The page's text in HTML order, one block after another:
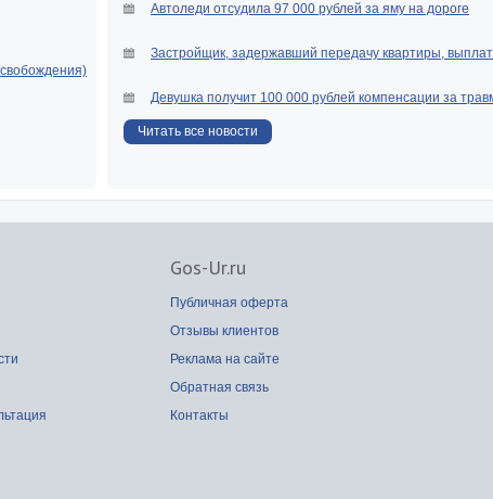
Автоледи отсудила 97 000 рублей за яму на дороге
Застройщик, задержавший передачу квартиры,
Девушка получит 100 000 рублей компенсации за
Читать все новости
Gos-Ur.ru
Публичная оферта
Отзывы клиентов
Реклама на сайте
Обратная связь
Контакты